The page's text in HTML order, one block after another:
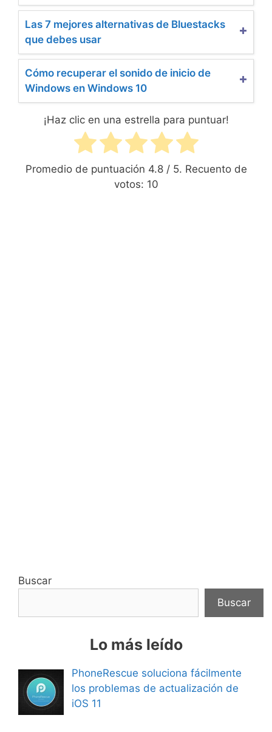
Las 7 mejores alternativas de Bluestacks
que debes usar
Cómo recuperar el sonido de inicio de
Windows en Windows 10
¡Haz clic en una estrella para puntuar!
Promedio de puntuación 4.8/ 5. Recuento de
votos: 10
Buscar
Buscar
Lo más leído
PhoneRescue soluciona fácilmente
los problemas de actualización de
iOS 11